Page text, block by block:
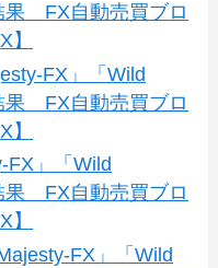
果 FX自動売買ブロ
FX」「Wild
果 FX自動売買ブロ
FX」「Wild
果 FX自動売買ブロ
FX」「Wild